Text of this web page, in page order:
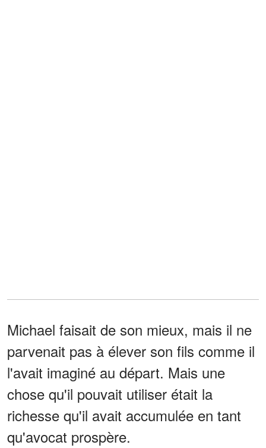
Michael faisait de son mieux, mais il ne
parvenait pas à élever son fils comme il
l'avait imaginé au départ. Mais une
chose qu'il pouvait utiliser était la
richesse qu'il avait accumulée en tant
qu'avocat prospère.